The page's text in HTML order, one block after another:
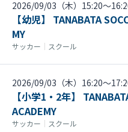
2026/09/03（木）15:20〜
【幼児】 TANABATA
MY
サッカー ｜ スクール
2026/09/03（木）16:20〜
【小学1・2年】
ACADEMY
サッカー ｜ スクール